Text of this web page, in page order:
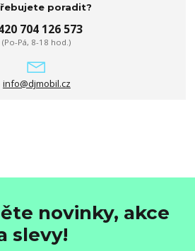
poradit?
704 126 573
(Po-Pá, 8-18 hod.)
info@djmobil.cz
novinky, akce
slevy!